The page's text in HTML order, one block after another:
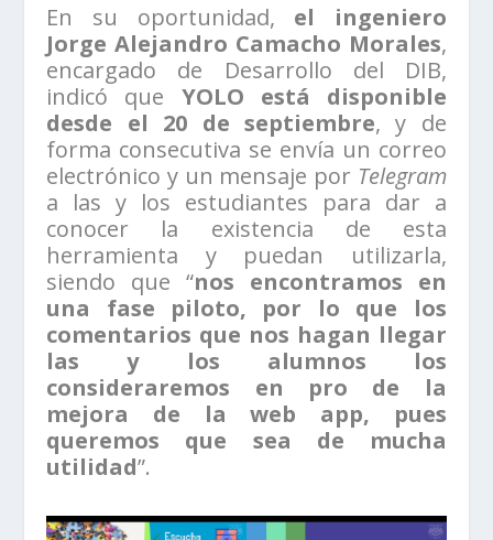
En su oportunidad, el ingeniero
Jorge Alejandro Camacho Morales,
encargado de Desarrollo del DIB,
indicó que YOLO está disponible
desde el 20 de septiembre, y de
forma consecutiva se envía un correo
electrónico y un mensaje por Telegram
a las y los estudiantes para dar a
conocer la existencia de esta
herramienta y puedan utilizarla,
siendo que “nos encontramos en
una fase piloto, por lo que los
comentarios que nos hagan llegar
las y los alumnos los
consideraremos en pro de la
mejora de la web app, pues
queremos que sea de mucha
utilidad”.